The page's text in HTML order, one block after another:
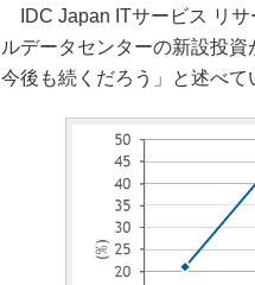
IDC Japan ITサービス リサ
ルデータセンターの新設投
今後も続くだろう」と述べて